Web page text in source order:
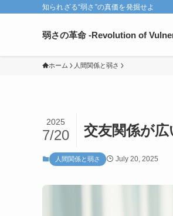
知られざる“弱さ”の真価を発掘せよ
弱さの革命 -Revolution of
ホーム 人間関係と弱さ
交友関係が
2025
7/20
人間関係と弱さ July 20, 2025